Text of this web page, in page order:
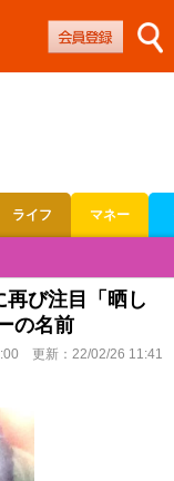
ライフ マネー
再び注目「晒し
の名前
更新： 22/02/26 11:41